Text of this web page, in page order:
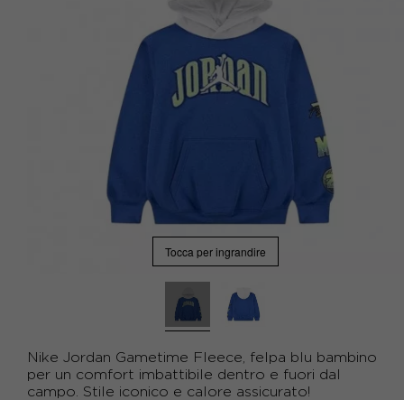
Tocca per ingrandire
Nike Jordan Gametime Fleece, felpa blu bambino
per un comfort imbattibile dentro e fuori dal
campo. Stile iconico e calore assicurato!